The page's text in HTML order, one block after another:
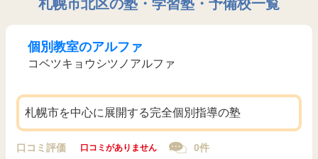
札幌市北区の塾・学習塾・予備校一覧
個別教室のアルファ
コベツキョウシツノアルファ
札幌市を中心に展開する完全個別指導の塾
口コミ評価 口コミがありません 0件